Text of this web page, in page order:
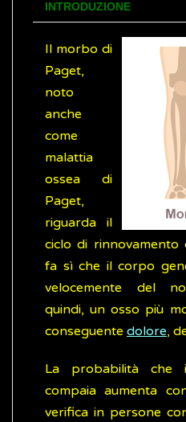
INTRODUZIONE
Il morbo di
Paget,
noto
anche
come
malattia
ossea di
Paget,
riguarda il
ciclo di rinnovamento
fa sì che il corpo
velocemente del
quindi, un osso più
conseguente dolore,
La probabilità
compaia aumenta
verifica in persone